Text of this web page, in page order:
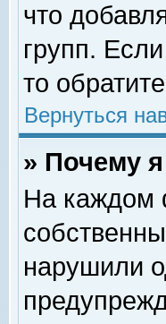
что
групп.
то
Вернуться
» Почему
На каждом
нарушили